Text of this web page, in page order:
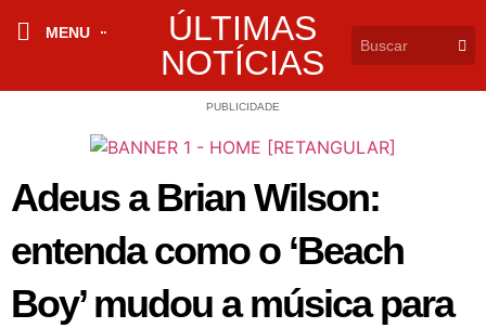
MENU
ÚLTIMAS
NOTÍCIAS
PUBLICIDADE
Adeus a Brian Wilson:
entenda como o ‘Beach
Boy’ mudou a música para